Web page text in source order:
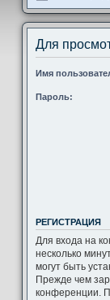
Для
Имя
Пароль:
РЕГИСТРАЦИЯ
Для входа на
несколько
могут быть
Прежде чем
конференции.